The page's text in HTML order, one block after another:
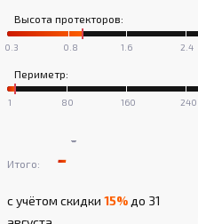
Высота протекторов:
Периметр:
Итого: -
-
с учётом скидки 15%до 31